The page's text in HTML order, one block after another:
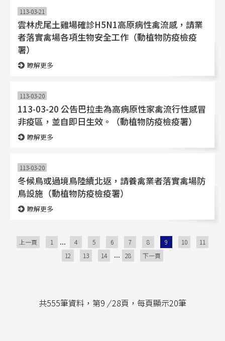
113-03-21
雲林虎尾土雞場確診H5N1高原病性禽流感，請業
者落實禽場各項生物安全工作（動植物防疫檢疫
署）
瞭解更多
113-03-20
113-03-20 公告巴拉圭為高病原性家禽流行性感冒
非疫區，並自即日生效。（動植物防疫檢疫署）
瞭解更多
113-03-20
冬候鳥或過境鳥陸續北返，請養禽業者落實禽場防
鳥設施（動植物防疫檢疫署）
瞭解更多
上一頁 1 ... 4 5 6 7 8 9 10
11
12
13 14 ... 28 下一頁
共555筆資料，第9 /28頁，每頁顯示20筆